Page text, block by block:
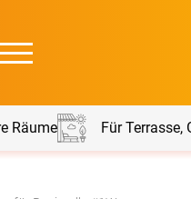
Räume Für Terrasse,